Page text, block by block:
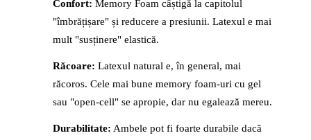
Confort: Memory Foam câștigă la capitolul
"îmbrățișare" și reducere a presiunii. Latexul e mai
mult "susținere" elastică.
Răcoare: Latexul natural e, în general, mai
răcoros. Cele mai bune memory foam-uri cu gel
sau "open-cell" se apropie, dar nu egalează mereu.
Durabilitate: Ambele pot fi foarte durabile dacă